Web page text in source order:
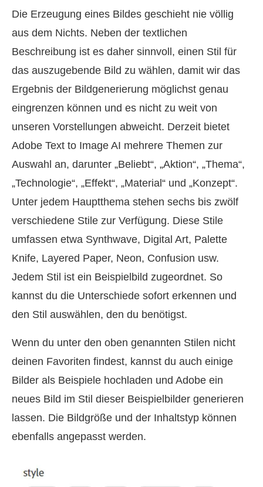
Die Erzeugung eines Bildes geschieht nie völlig
aus dem Nichts. Neben der textlichen
Beschreibung ist es daher sinnvoll, einen Stil für
das auszugebende Bild zu wählen, damit wir das
Ergebnis der Bildgenerierung möglichst genau
eingrenzen können und es nicht zu weit von
unseren Vorstellungen abweicht. Derzeit bietet
Adobe Text to Image AI mehrere Themen zur
Auswahl an, darunter „Beliebt“, „Aktion“, „Thema“,
„Technologie“, „Effekt“, „Material“ und „Konzept“.
Unter jedem Hauptthema stehen sechs bis zwölf
verschiedene Stile zur Verfügung. Diese Stile
umfassen etwa Synthwave, Digital Art, Palette
Knife, Layered Paper, Neon, Confusion usw.
Jedem Stil ist ein Beispielbild zugeordnet. So
kannst du die Unterschiede sofort erkennen und
den Stil auswählen, den du benötigst.
Wenn du unter den oben genannten Stilen nicht
deinen Favoriten findest, kannst du auch einige
Bilder als Beispiele hochladen und Adobe ein
neues Bild im Stil dieser Beispielbilder generieren
lassen. Die Bildgröße und der Inhaltstyp können
ebenfalls angepasst werden.